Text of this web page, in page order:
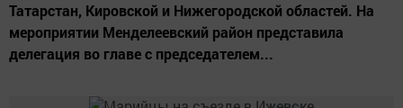
Татарстан, Кировской и Нижегородской областей. На
мероприятии Менделеевский район представила
делегация во главе с председателем...